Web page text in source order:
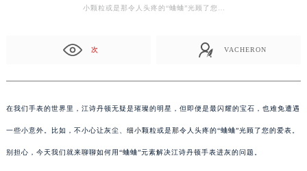
小颗粒或是那令人头疼的“蛐蛐”光顾了您…
次 VACHERON
在我们手表的世界里，江诗丹顿无疑是璀璨的明星，但即便是最闪耀的宝石，也难免遭遇
一些小意外。比如，不小心让灰尘、细小颗粒或是那令人头疼的“蛐蛐”光顾了您的爱表。
别担心，今天我们就来聊聊如何用“蛐蛐”元素解决江诗丹顿手表进灰的问题。